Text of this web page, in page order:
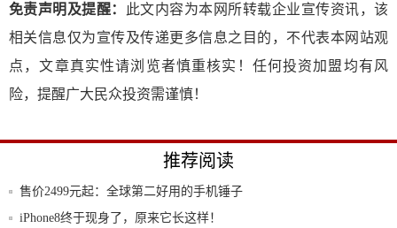
免责声明及提醒：
此文内容为本网所转载企业宣传资讯，该
相关信息仅为宣传及传递更多信息之目的，不代表本网站观
点，文章真实性请浏览者慎重核实！任何投资加盟均有风
险，提醒广大民众投资需谨慎！
推荐阅读
售价2499元起：全球第二好用的手机锤子
T2
iPhone8终于现身了，原来它长这样！